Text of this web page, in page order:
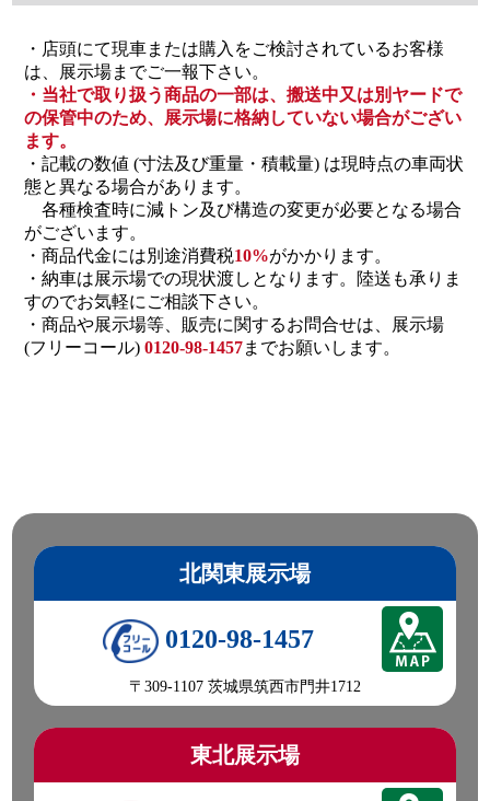
・店頭にて現車または購入をご検討されているお客様
は、展示場までご一報下さい。
・当社で取り扱う商品の一部は、搬送中又は別ヤードで
の保管中のため、展示場に格納していない場合がござい
ます。
・記載の数値 (寸法及び重量・積載量) は現時点の車両状
態と異なる場合があります。
各種検査時に減トン及び構造の変更が必要となる場合
がございます。
・商品代金には別途消費税10%がかかります。
・納車は展示場での現状渡しとなります。陸送も承りま
すのでお気軽にご相談下さい。
・商品や展示場等、販売に関するお問合せは、展示場
(フリーコール) 0120-98-1457までお願いします。
北関東展示場
0120-98-1457
〒309-1107 茨城県筑西市門井1712
東北展示場